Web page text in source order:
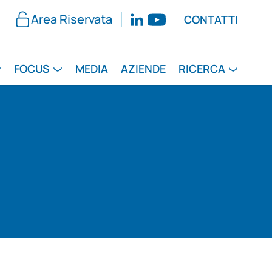
Area Riservata CONTATTI
FOCUS MEDIA AZIENDE RICERCA